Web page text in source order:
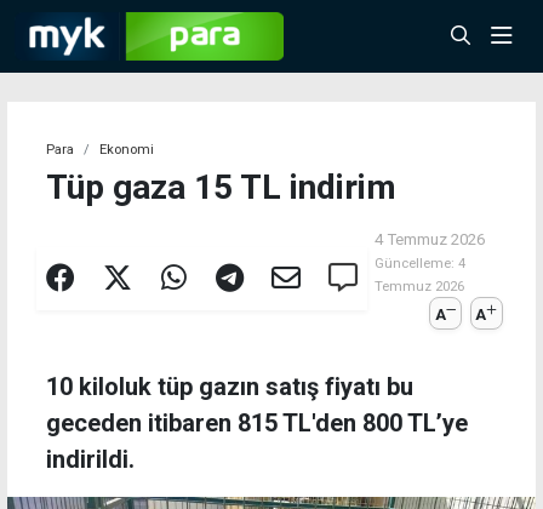
Para Ekonomi
Tüp gaza 15 TL indirim
4 Temmuz 2026
Güncelleme: 4
Temmuz 2026
A A
10 kiloluk tüp gazın satış fiyatı bu
geceden itibaren 815 TL'den 800 TL’ye
indirildi.